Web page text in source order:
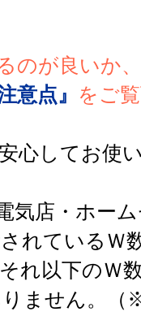
のが良いか
意点』
をご
心してお使
気店・ホー
れているＷ
れ以下のＷ
ません。（